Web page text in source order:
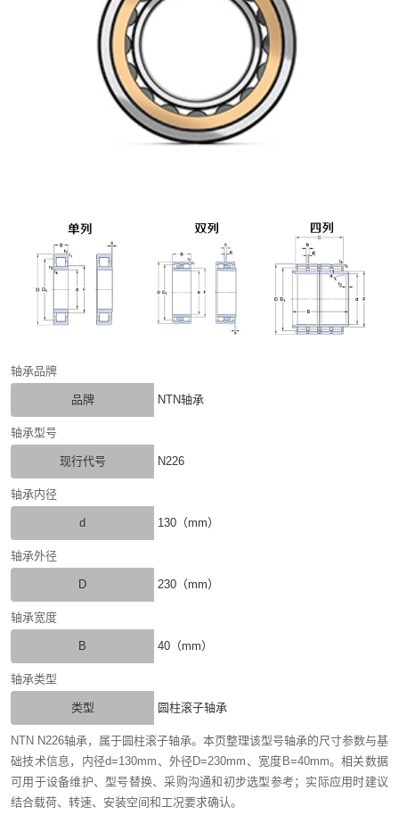
轴承品牌
品牌 NTN轴承
轴承型号
现行代号 N226
轴承内径
d 130（mm）
轴承外径
D 230（mm）
轴承宽度
B 40（mm）
轴承类型
类型 圆柱滚子轴承
NTN N226轴承，属于圆柱滚子轴承。本页整理该型号轴承的尺寸参数与基
础技术信息，内径d=130mm、外径D=230mm、宽度B=40mm。相关数据
可用于设备维护、型号替换、采购沟通和初步选型参考；实际应用时建议
结合载荷、转速、安装空间和工况要求确认。